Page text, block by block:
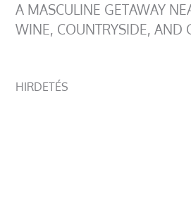
A MASCULINE GETAWAY
WINE, COUNTRYSIDE, AND
HIRDETÉS